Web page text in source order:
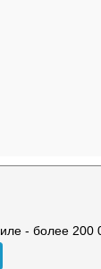
- более 200